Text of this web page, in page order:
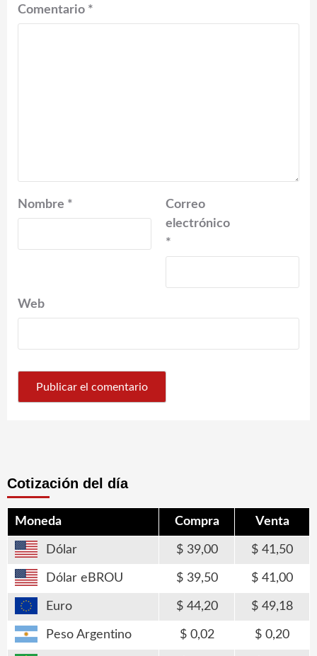
Comentario *
Nombre *
Correo
electrónico
*
Web
Cotización del día
Moneda Compra Venta
Dólar 39,00 41,50
Dólar eBROU 39,50 41,00
Euro 44,20 49,18
Peso Argentino 0,02 0,20